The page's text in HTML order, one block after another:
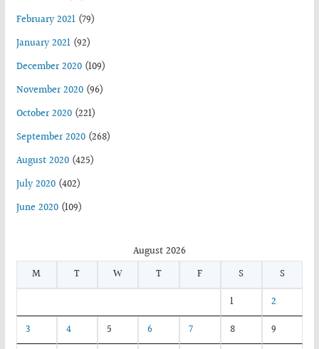
February 2021(79)
January 2021(92)
December 2020(109)
November 2020(96)
October 2020(221)
September 2020(268)
August 2020(425)
July 2020(402)
June 2020(109)
August 2026
M
T W T F S
S
1
2
3
4 5 6 7 8
9